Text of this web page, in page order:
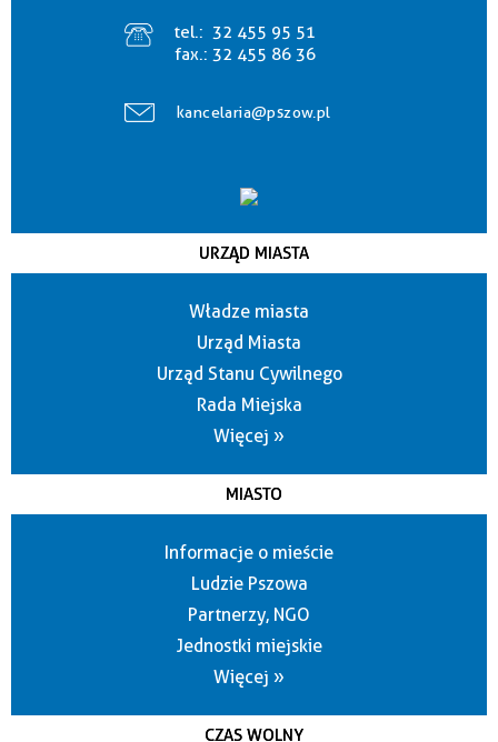
tel.: 32 455 95 51
fax.: 32 455 86 36
kancelaria@pszow.pl
URZĄD MIASTA
Władze miasta
Urząd Miasta
Urząd Stanu Cywilnego
Rada Miejska
Więcej »
MIASTO
Informacje o mieście
Ludzie Pszowa
Partnerzy, NGO
Jednostki miejskie
Więcej »
CZAS WOLNY